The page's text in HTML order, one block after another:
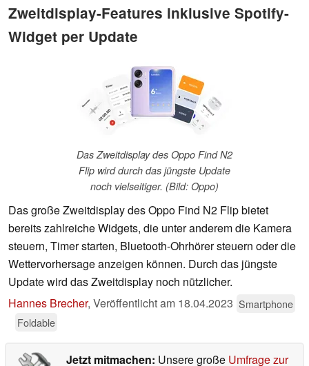
Zweitdisplay-Features inklusive Spotify-
Widget per Update
Das Zweitdisplay des Oppo Find N2
Flip wird durch das jüngste Update
noch vielseitiger. (Bild: Oppo)
Das große Zweitdisplay des Oppo Find N2 Flip bietet
bereits zahlreiche Widgets, die unter anderem die Kamera
steuern, Timer starten, Bluetooth-Ohrhörer steuern oder die
Wettervorhersage anzeigen können. Durch das jüngste
Update wird das Zweitdisplay noch nützlicher.
Hannes Brecher, Veröffentlicht am 18.04.2023 Smartphone
Foldable
Jetzt mitmachen: Unsere große Umfrage zur